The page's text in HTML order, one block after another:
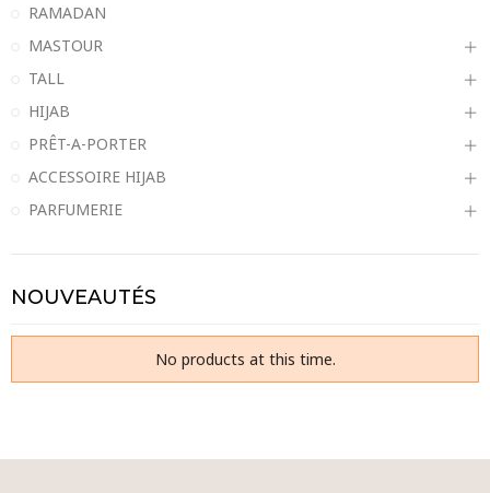
RAMADAN
MASTOUR
TALL
HIJAB
PRÊT-A-PORTER
ACCESSOIRE HIJAB
PARFUMERIE
NOUVEAUTÉS
No products at this time.